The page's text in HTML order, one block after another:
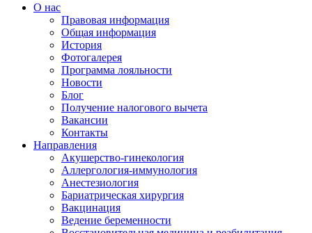
О нас
Правовая информация
Общая информация
История
Фотогалерея
Программа лояльности
Новости
Блог
Получение налогового вычета
Вакансии
Контакты
Направления
Акушерство-гинекология
Аллергология-иммунология
Анестезиология
Бариатрическая хирургия
Вакцинация
Ведение беременности